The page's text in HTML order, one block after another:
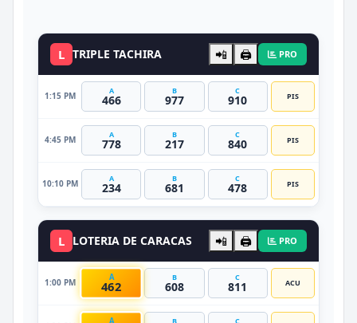
L TRIPLE TACHIRA 📲 🖨️ PRO
1:15 PM A
466
B
977
C
910 PIS
4:45 PM A
778
B
217
C
840 PIS
10:10 PM A
234
B
681
C
478 PIS
L LOTERIA DE CARACAS 📲 🖨️ PRO
1:00 PM
A
462
B
608
C
811 ACU
A B C